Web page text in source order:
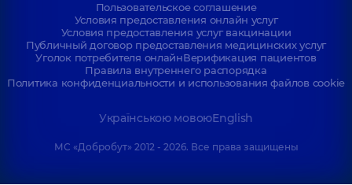
Пользовательское соглашение
Условия предоставления онлайн услуг
Условия предоставления услуг вакцинации
Публичный договор предоставления медицинских услуг
Уголок потребителя онлайнВерификация пациентов
Правила внутреннего распорядка
Политика конфиденциальности и использования файлов cookie
Українською мовоюEnglish
МС «Добробут» 2012 - 2026. Все права защищены